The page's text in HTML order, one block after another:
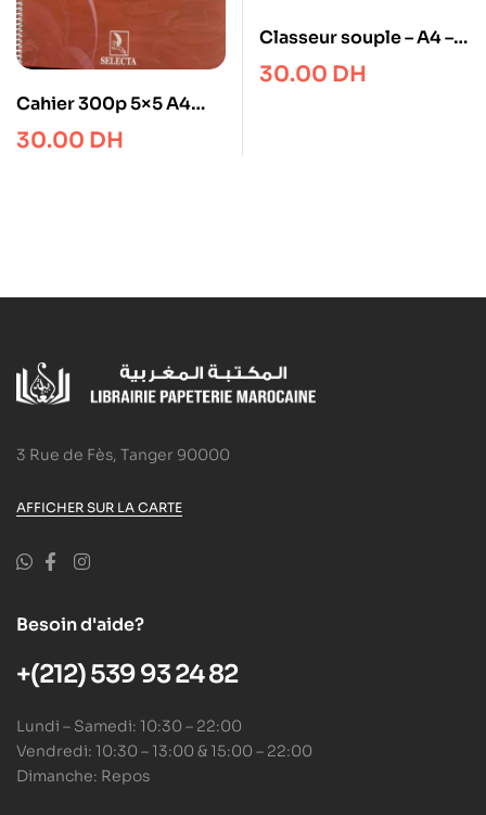
Cahier 300p 5×5 A4
spirale LIBERTA
30.00 DH
Classeur souple – A4 – 2
Anneaux – Exacompta
30.00 DH
3 Rue de Fès, Tanger 90000
AFFICHER SUR LA CARTE
Besoin d'aide?
+(212) 539 93 24 82
Lundi – Samedi: 10:30 – 22:00
Vendredi: 10:30 – 13:00 & 15:00 – 22:00
Dimanche: Repos